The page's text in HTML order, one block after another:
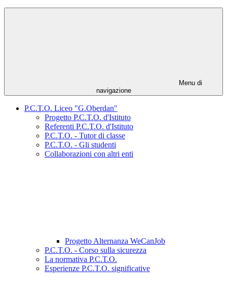
Menu di
navigazione
P.C.T.O. Liceo "G.Oberdan"
Progetto P.C.T.O. d'Istituto
Referenti P.C.T.O. d'Istituto
P.C.T.O. - Tutor di classe
P.C.T.O. - Gli studenti
Collaborazioni con altri enti
Progetto Alternanza WeCanJob
P.C.T.O. - Corso sulla sicurezza
La normativa P.C.T.O.
Esperienze P.C.T.O. significative